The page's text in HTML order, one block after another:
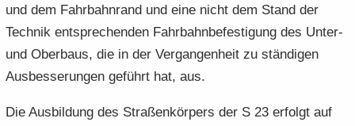
und dem Fahr­bahn­rand und eine nicht dem Stand der
Tech­nik ent­spre­chen­den Fahr­bahn­be­fes­ti­gung des Unter-​
und Ober­baus, die in der Ver­gan­gen­heit zu stän­di­gen
Aus­bes­se­run­gen ge­führt hat, aus.
Die Aus­bil­dung des Stra­ßen­kör­pers der S 23 er­folgt auf